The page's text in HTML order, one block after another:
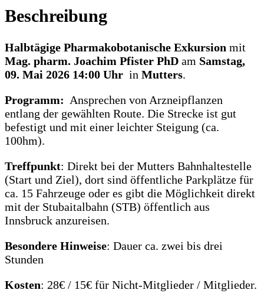
09.
Mai
|
Nicht-
Mitglied
Beschreibung
Halbtägige Pharmakobotanische Exkursion mit
Mag. pharm. Joachim Pfister PhD am Samstag,
09. Mai 2026 14:00 Uhr in Mutters.
Programm: Ansprechen von Arzneipflanzen
entlang der gewählten Route. Die Strecke ist gut
befestigt und mit einer leichter Steigung (ca.
100hm).
Treffpunkt: Direkt bei der Mutters Bahnhaltestelle
(Start und Ziel), dort sind öffentliche Parkplätze für
ca. 15 Fahrzeuge oder es gibt die Möglichkeit direkt
mit der Stubaitalbahn (STB) öffentlich aus
Innsbruck anzureisen.
Besondere Hinweise: Dauer ca. zwei bis drei
Stunden
Kosten: 28€ / 15€ für Nicht-Mitglieder / Mitglieder.